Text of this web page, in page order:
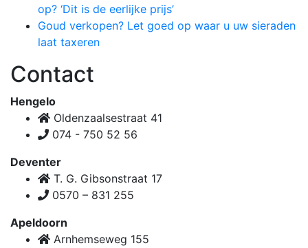
op? ‘Dit is de eerlijke prijs’
Goud verkopen? Let goed op waar u uw sieraden
laat taxeren
Contact
Hengelo
Oldenzaalsestraat 41
074 - 750 52 56
Deventer
T. G. Gibsonstraat 17
0570 – 831 255
Apeldoorn
Arnhemseweg 155